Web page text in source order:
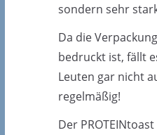
sondern sehr
Da die
bedruckt ist, fällt
Leuten gar nicht
regelmäßig!
Der